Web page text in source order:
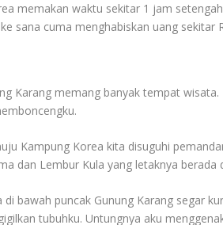
memakan waktu sekitar 1 jam
sana cuma menghabiskan uang sekitar
Karang memang banyak tempat
Kampung Korea kita disuguhi
dan Lembur Kula yang letaknya
di bawah puncak Gunung Karang segar
tubuhku. Untungnya aku